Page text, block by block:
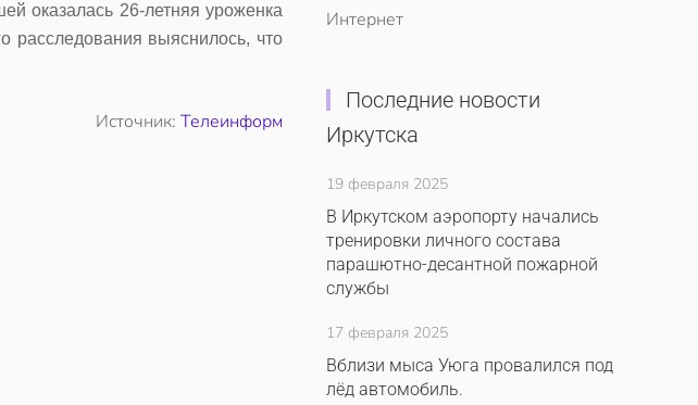
оказалась 26-летняя уроженка
расследования выяснилось, что
Источник: Телеинформ
Интернет
Последние новости
Иркутска
19 февраля 2025
В Иркутском аэропорту начались
тренировки личного состава
парашютно-десантной пожарной
службы
17 февраля 2025
Вблизи мыса Уюга провалился под
лёд автомобиль.